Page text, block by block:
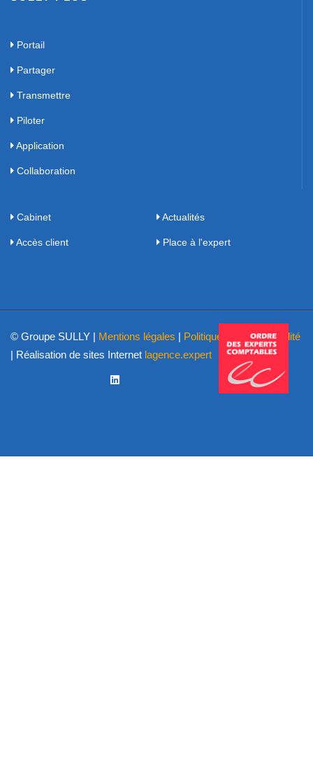
Portail
Partager
Transmettre
Piloter
Application
Collaboration
Cabinet Actualités
Accès client Place à l'expert
© Groupe SULLY | Mentions légales | Politique de confidentialité
| Réalisation de sites Internet lagence.expert